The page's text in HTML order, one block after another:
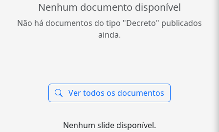
Nenhum documento disponível
Não há documentos do tipo "Decreto" publicados
ainda.
Ver todos os documentos
Nenhum slide disponível.